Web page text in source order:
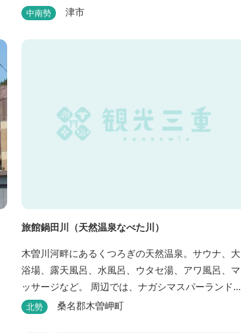
と静けさが魅力です。 客室はツインルームから4〜6
わせて選べます。 天然温泉の大浴場・露天風呂、ロ
中南勢 津市
旅館鍋田川（天然温泉なべた川）
木曽川河畔にあるくつろぎの天然温泉。サウナ、大
浴場、露天風呂、水風呂、ウタセ湯、アワ風呂、マ
ッサージなど。 周辺では、ナガシマスパーランド、
国営木曽三川公園が楽しめます。（車で２０分）
北勢 桑名郡木曽岬町